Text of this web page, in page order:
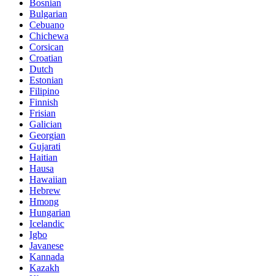
Bosnian
Bulgarian
Cebuano
Chichewa
Corsican
Croatian
Dutch
Estonian
Filipino
Finnish
Frisian
Galician
Georgian
Gujarati
Haitian
Hausa
Hawaiian
Hebrew
Hmong
Hungarian
Icelandic
Igbo
Javanese
Kannada
Kazakh